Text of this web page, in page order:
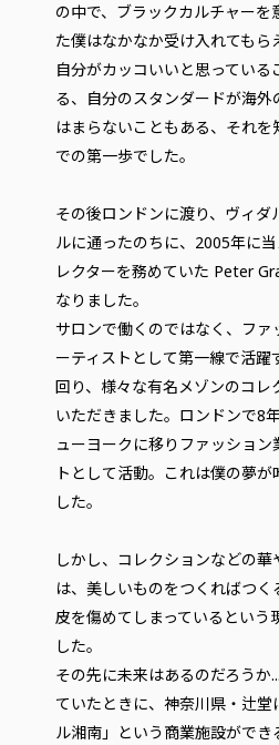
の中で、ブラックカルチャーを
た僕はなかなか受け入れてもら
自分がカッコいいと思っている
る、自分のスタンダードが海外
はまらないこともある、それ
での第一歩でした。
その後ロンドンに渡り、ヴィダ
ルに通ったのちに、2005年に
レクターを務めていた Peter
なりました。
サロンで働くのではなく、フ
ーティストとして第一線で活躍
回り、様々な有名メゾンのコレ
いただきました。ロンドンで8
ューヨークに移りファッション
トとして活動。これは僕の夢
した。
しかし、コレクションなどの
は、美しいものをつくればつ
皮を傷めてしまっているという
した。
その先に未来はあるのだろうか
ていたときに、神奈川県・辻
ル湘南」という商業施設ができ